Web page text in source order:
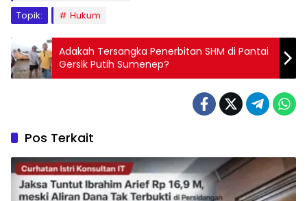
Topik:
Hukum
Adakah Tersangka Penerbitan SHM di Pantai
Gersik Putih Sumenep?
Pos Terkait